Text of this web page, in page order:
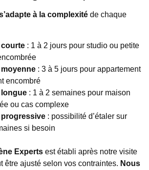
à la complexité de chaque
courte : 1 à 2 jours pour studio ou petite
moyenne : 3 à 5 jours pour appartement
encombré
longue : 1 à 2 semaines pour maison
ou cas complexe
progressive : possibilité d’étaler sur
si besoin
Experts est établi après notre visite
être ajusté selon vos contraintes. Nous